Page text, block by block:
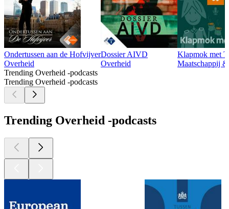
Ondertussen aan de Hofvijver
Overheid
Dossier AIVD
Overheid
Klapmok met
Maatschappij
Trending Overheid -podcasts
Trending Overheid -podcasts
Trending Overheid -podcasts